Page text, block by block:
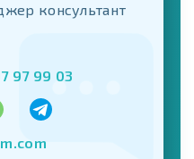
консультант
97 99 03